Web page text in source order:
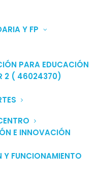
Y FP
PARA EDUCACIÓN
2 ( 46024370)
E INNOVACIÓN
FUNCIONAMIENTO